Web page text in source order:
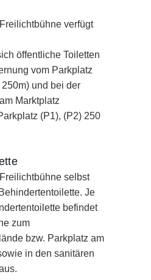
verfügt
öffentliche Toiletten
vom Parkplatz
und bei der
Marktplatz
(P1), (P2) 250
selbst
Je
befindet
zum
bzw. Parkplatz am
in den sanitären